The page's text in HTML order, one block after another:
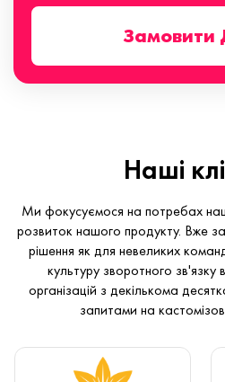
Наші
Ми фокусуємося на потребах
розвиток нашого продукту. Вже
рішення як для невеликих
культуру зворотного зв'язку
організацій з декількома
запитами на